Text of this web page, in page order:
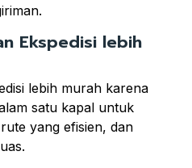
Ekspedisi lebih
lebih murah karena
satu kapal untuk
yang efisien, dan